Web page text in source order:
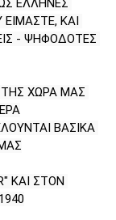
ΚΑΙ
- ΨΗΦΟΔΟΤΕΣ
ΧΩΡΑ ΜΑΣ
ΒΑΣΙΚΑ
ΚΑΙ ΣΤΟΝ